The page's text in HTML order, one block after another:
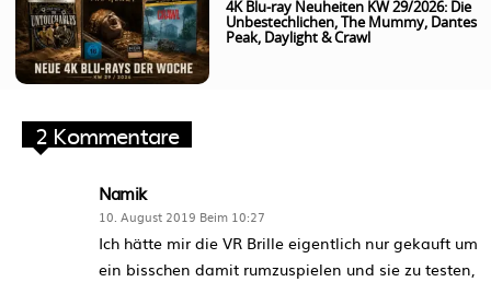
4K Blu-ray Neuheiten KW 29/2026: Die
Unbestechlichen, The Mummy, Dantes
Peak, Daylight & Crawl
2 Kommentare
Namik
10. August 2019 Beim 10:27
Ich hätte mir die VR Brille eigentlich nur gekauft um
ein bisschen damit rumzuspielen und sie zu testen,